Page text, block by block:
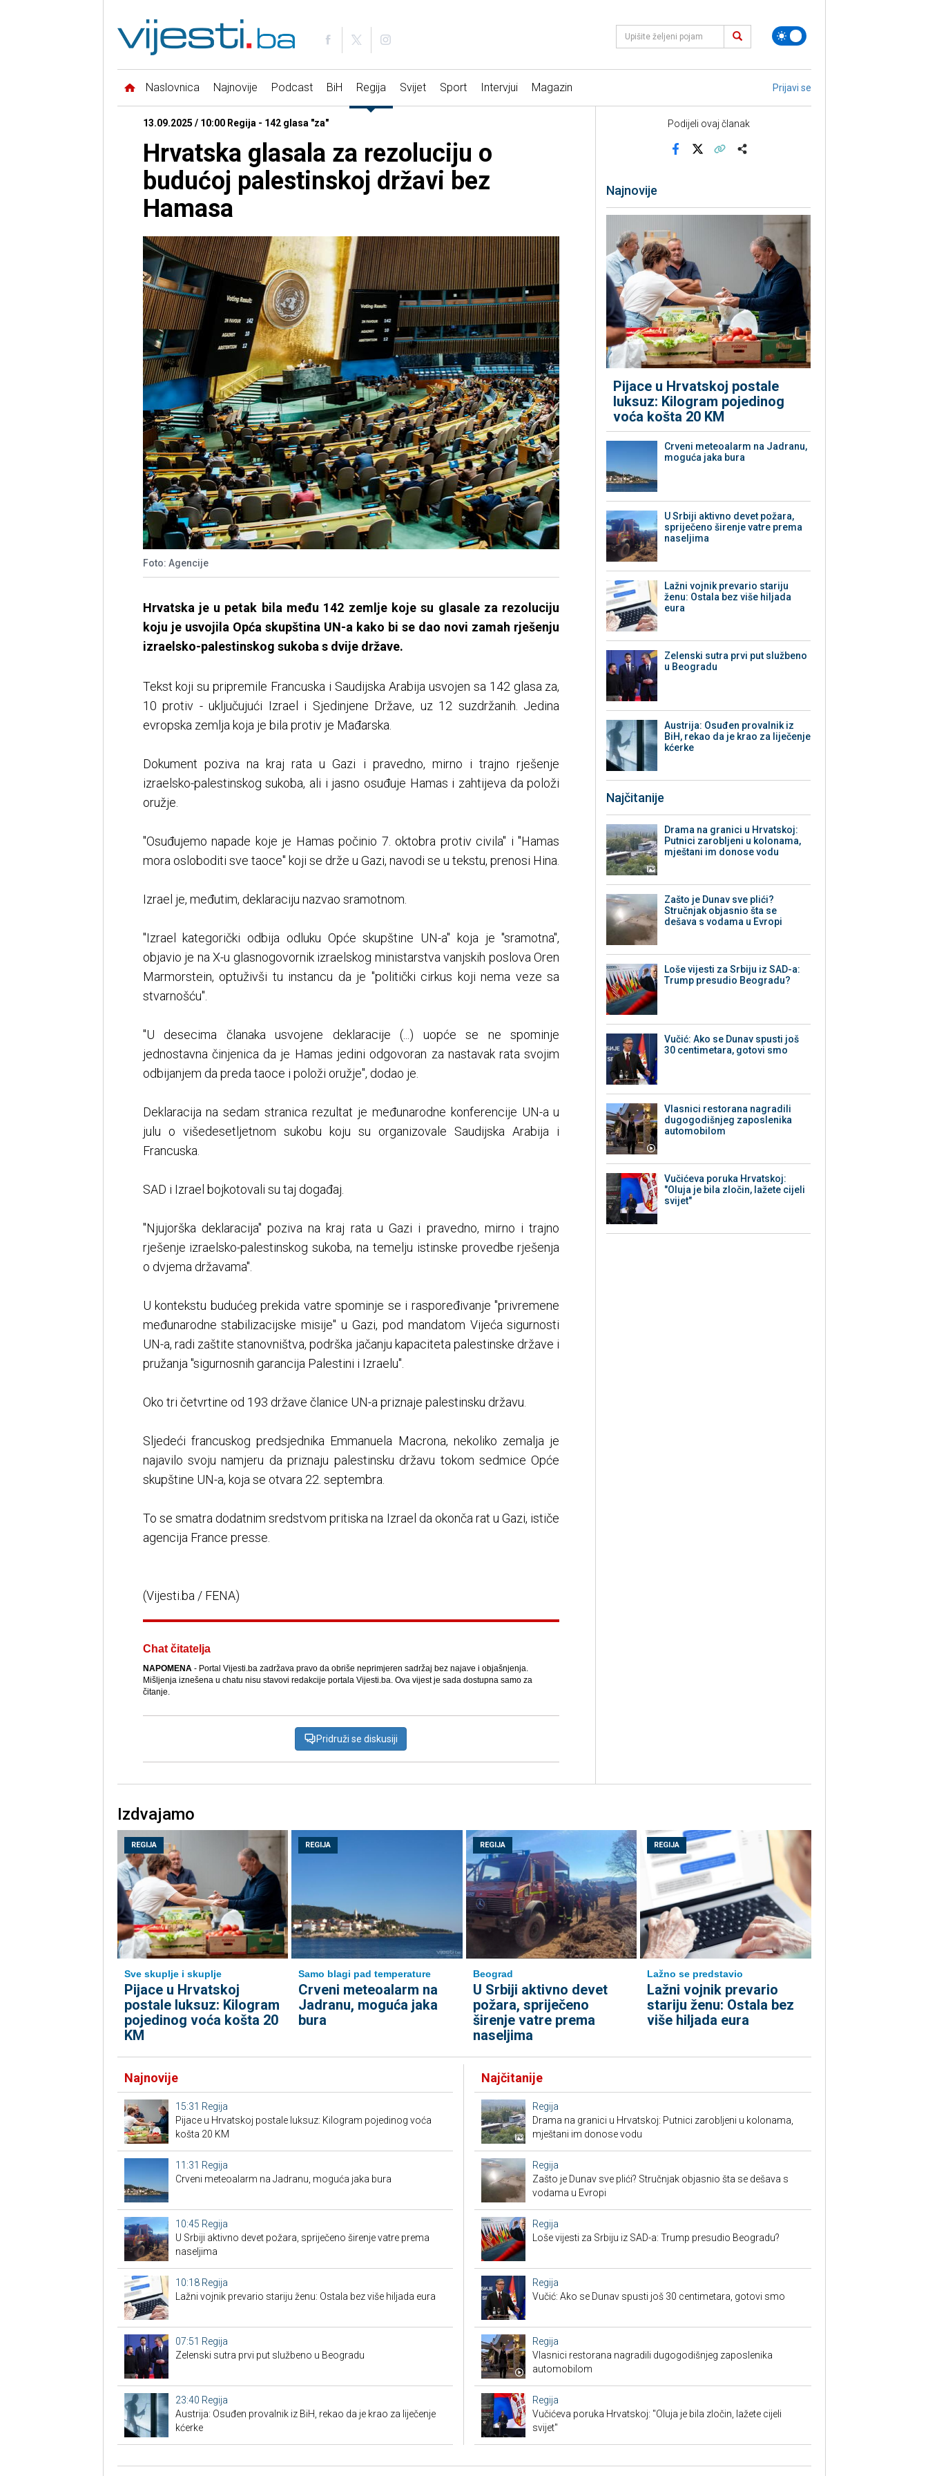
Naslovnica Najnovije Podcast BiH Regija Svijet Sport Intervjui Magazin Prijavi se
13.09.2025 / 10:00 Regija - 142 glasa "za"
Hrvatska glasala za rezoluciju o
budućoj palestinskoj državi bez
Hamasa
Foto: Agencije
Hrvatska je u petak bila među 142 zemlje koje su glasale za rezoluciju
koju je usvojila Opća skupština UN-a kako bi se dao novi zamah rješenju
izraelsko-palestinskog sukoba s dvije države.
Tekst koji su pripremile Francuska i Saudijska Arabija usvojen sa 142 glasa za,
10 protiv - uključujući Izrael i Sjedinjene Države, uz 12 suzdržanih. Jedina
evropska zemlja koja je bila protiv je Mađarska.
Dokument poziva na kraj rata u Gazi i pravedno, mirno i trajno rješenje
izraelsko-palestinskog sukoba, ali i jasno osuđuje Hamas i zahtijeva da položi
oružje.
"Osuđujemo napade koje je Hamas počinio 7. oktobra protiv civila" i "Hamas
mora osloboditi sve taoce" koji se drže u Gazi, navodi se u tekstu, prenosi Hina.
Izrael je, međutim, deklaraciju nazvao sramotnom.
"Izrael kategorički odbija odluku Opće skupštine UN-a" koja je "sramotna",
objavio je na X-u glasnogovornik izraelskog ministarstva vanjskih poslova Oren
Marmorstein, optuživši tu instancu da je "politički cirkus koji nema veze sa
stvarnošću".
"U desecima članaka usvojene deklaracije (...) uopće se ne spominje
jednostavna činjenica da je Hamas jedini odgovoran za nastavak rata svojim
odbijanjem da preda taoce i položi oružje", dodao je.
Deklaracija na sedam stranica rezultat je međunarodne konferencije UN-a u
julu o višedesetljetnom sukobu koju su organizovale Saudijska Arabija i
Francuska.
SAD i Izrael bojkotovali su taj događaj.
"Njujorška deklaracija" poziva na kraj rata u Gazi i pravedno, mirno i trajno
rješenje izraelsko-palestinskog sukoba, na temelju istinske provedbe rješenja
o dvjema državama".
U kontekstu budućeg prekida vatre spominje se i raspoređivanje "privremene
međunarodne stabilizacijske misije" u Gazi, pod mandatom Vijeća sigurnosti
UN-a, radi zaštite stanovništva, podrška jačanju kapaciteta palestinske države i
pružanja "sigurnosnih garancija Palestini i Izraelu".
Oko tri četvrtine od 193 države članice UN-a priznaje palestinsku državu.
Sljedeći francuskog predsjednika Emmanuela Macrona, nekoliko zemalja je
najavilo svoju namjeru da priznaju palestinsku državu tokom sedmice Opće
skupštine UN-a, koja se otvara 22. septembra.
To se smatra dodatnim sredstvom pritiska na Izrael da okonča rat u Gazi, ističe
agencija France presse.
(Vijesti.ba / FENA)
Chat čitatelja
NAPOMENA- Portal Vijesti.ba zadržava pravo da obriše neprimjeren sadržaj bez najave i objašnjenja.
Mišljenja iznešena u chatu nisu stavovi redakcije portala Vijesti.ba. Ova vijest je sada dostupna samo za
čitanje.
Pridruži se diskusiji
Podijeli ovaj članak
Najnovije
Pijace u Hrvatskoj postale
luksuz: Kilogram pojedinog
voća košta 20 KM
Crveni meteoalarm na Jadranu,
moguća jaka bura
U Srbiji aktivno devet požara,
spriječeno širenje vatre prema
naseljima
Lažni vojnik prevario stariju
ženu: Ostala bez više hiljada
eura
Zelenski sutra prvi put službeno
u Beogradu
Austrija: Osuđen provalnik iz
BiH, rekao da je krao za liječenje
kćerke
Najčitanije
Drama na granici u Hrvatskoj:
Putnici zarobljeni u kolonama,
mještani im donose vodu
Zašto je Dunav sve plići?
Stručnjak objasnio šta se
dešava s vodama u Evropi
Loše vijesti za Srbiju iz SAD-a:
Trump presudio Beogradu?
Vučić: Ako se Dunav spusti još
30 centimetara, gotovi smo
Vlasnici restorana nagradili
dugogodišnjeg zaposlenika
automobilom
Vučićeva poruka Hrvatskoj:
"Oluja je bila zločin, lažete cijeli
svijet"
Izdvajamo
REGIJA
Sve skuplje i skuplje
Pijace u Hrvatskoj
postale luksuz: Kilogram
pojedinog voća košta 20
KM
REGIJA
Samo blagi pad temperature
Crveni meteoalarm na
Jadranu, moguća jaka
bura
REGIJA
Beograd
U Srbiji aktivno devet
požara, spriječeno
širenje vatre prema
naseljima
REGIJA
Lažno se predstavio
Lažni vojnik prevario
stariju ženu: Ostala bez
više hiljada eura
Najnovije
15:31 Regija
Pijace u Hrvatskoj postale luksuz: Kilogram pojedinog voća
košta 20 KM
11:31 Regija
Crveni meteoalarm na Jadranu, moguća jaka bura
10:45 Regija
U Srbiji aktivno devet požara, spriječeno širenje vatre prema
naseljima
10:18 Regija
Lažni vojnik prevario stariju ženu: Ostala bez više hiljada eura
07:51 Regija
Zelenski sutra prvi put službeno u Beogradu
23:40 Regija
Austrija: Osuđen provalnik iz BiH, rekao da je krao za liječenje
kćerke
Najčitanije
Regija
Drama na granici u Hrvatskoj: Putnici zarobljeni u kolonama,
mještani im donose vodu
Regija
Zašto je Dunav sve plići? Stručnjak objasnio šta se dešava s
vodama u Evropi
Regija
Loše vijesti za Srbiju iz SAD-a: Trump presudio Beogradu?
Regija
Vučić: Ako se Dunav spusti još 30 centimetara, gotovi smo
Regija
Vlasnici restorana nagradili dugogodišnjeg zaposlenika
automobilom
Regija
Vučićeva poruka Hrvatskoj: "Oluja je bila zločin, lažete cijeli
svijet"